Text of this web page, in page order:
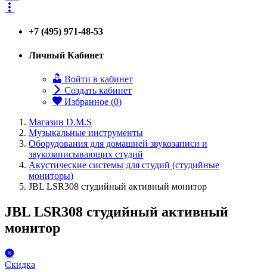
+7 (495) 971-48-53
Личный Кабинет
Войти в кабинет
Создать кабинет
Избранное (0)
Магазин D.M.S
Музыкальные инструменты
Оборудования для домашней звукозаписи и
звукозаписывающих студий
Акустические системы для студий (студийные
мониторы)
JBL LSR308 студийный активный монитор
JBL LSR308 студийный активный
монитор
Скидка